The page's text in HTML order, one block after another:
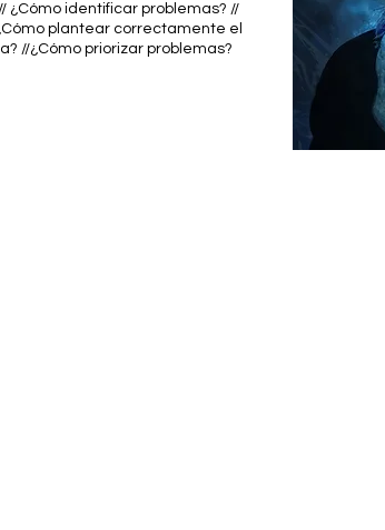
¿Cómo identificar problemas? //
plantear correctamente el
//¿Cómo priorizar problemas?